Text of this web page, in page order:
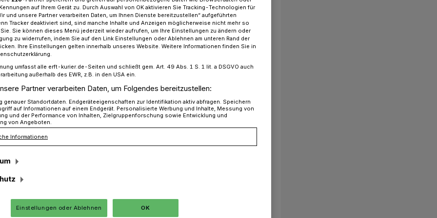
der neuen Rettungswache: „Gute Investition in Sicherheit“
in Sicherheit“
der neuen Feuer- und Rettungswache
Hans-Jürgen Petrauschke und
des Rhein-Kreises. Bei ihrem
jetzt vom Team des Deutschen Roten
Michael Vucinaj.
auf Ihrem Gerät zu. Durch Auswahl von OK aktivieren Sie Tracking-Technologien für
und unsere Partner verarbeiten Daten, um Ihnen Dienste bereitzustellen“ aufgeführten
Tracker deaktiviert sind, sind manche Inhalte und Anzeigen möglicherweise nicht mehr so
Sie können dieses Menü jederzeit wieder aufrufen, um Ihre Einstellungen zu ändern oder
zu widerrufen, indem Sie auf den Link Einstellungen oder Ablehnen am unteren Rand der
Ihre Einstellungen gelten innerhalb unseres Website. Weitere Informationen finden Sie in
umfasst alle erft-kurier.de-Seiten und schließt gem. Art. 49 Abs. 1 S. 1 lit. a DSGVO auch
außerhalb des EWR, z.B. in den USA ein.
Partner verarbeiten Daten, um Folgendes bereitzustellen:
genauer Standortdaten. Endgeräteeigenschaften zur Identifikation aktiv abfragen. Speichern
auf Informationen auf einem Endgerät. Personalisierte Werbung und Inhalte, Messung von
und der Performance von Inhalten, Zielgruppenforschung sowie Entwicklung und
von Angeboten.
Informationen
Einstellungen oder Ablehnen OK